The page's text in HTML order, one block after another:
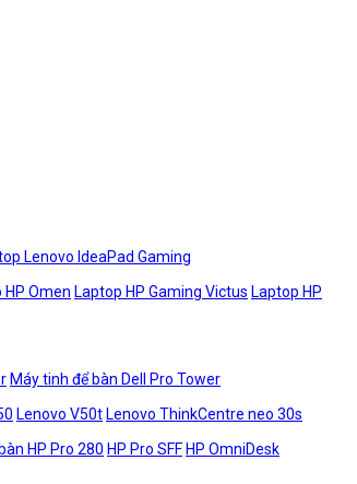
Lenovo IdeaPad Gaming
HP Omen Laptop HP Gaming Victus Laptop HP
Máy tinh để bàn Dell Pro Tower
Lenovo V50t Lenovo ThinkCentre neo 30s
HP Pro 280 HP Pro SFF HP OmniDesk